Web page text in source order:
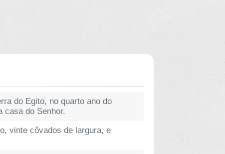
do Egito, no quarto ano do
casa do Senhor.
vinte côvados de largura, e